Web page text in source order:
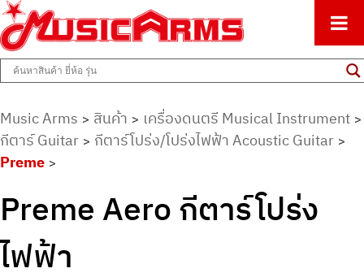
Music Arms
ศูนย์รวมครื่องดนตรีทุกชนิด ตั้งแต่เริ่มต้นถึงมืออาชีพ
Music Arms > สินค้า > เครื่องดนตรี Musical Instrument >
กีตาร์ Guitar > กีตาร์โปร่ง/โปร่งไฟฟ้า Acoustic Guitar >
Preme >
Preme Aero กีตาร์โปร่ง
ไฟฟ้า